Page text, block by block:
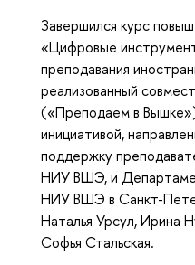
Завершился курс
«Цифровые
преподавания
реализованный
(«Преподаем в
инициативой,
поддержку
НИУ ВШЭ, и
НИУ ВШЭ в Санкт-
Наталья Урсул, Ирина
Софья Стальская.